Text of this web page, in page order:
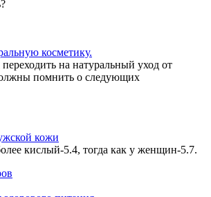
косметику.
переходить на натуральный уход от
помнить о следующих
кожи
кислый-5.4, тогда как у женщин-5.7.